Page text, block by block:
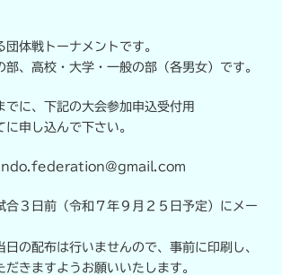
団体戦トーナメントです。
、高校・大学・一般の部（各男女）です。
でに、下記の大会参加申込受付用
申し込んで下さい。
合３日前（令和７年９月２５日予定）にメー
の配布は行いませんので、事前に印刷し、
きますようお願いいたします。